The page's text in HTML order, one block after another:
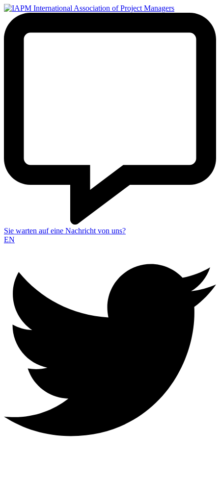
Sie warten auf eine Nachricht von uns?
EN